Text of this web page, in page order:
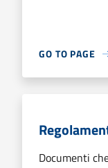
GO TO PAGE
Documenti